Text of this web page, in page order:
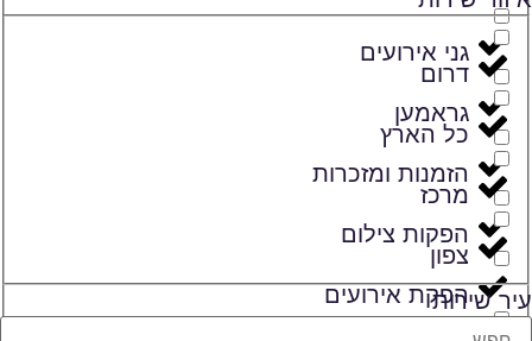
גני אירועים
גראמען
הזמנות ומזכרות
הפקות צילום
הפקת אירועים
דרום
כל הארץ
מרכז
צפון
עיר שירות